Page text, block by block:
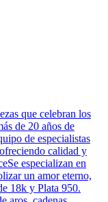
que celebran los
de 20 años de
de especialistas
calidad y
especializan en
un amor eterno,
18k y Plata 950.